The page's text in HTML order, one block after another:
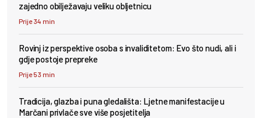
zajedno obilježavaju veliku obljetnicu
Prije 34 min
Rovinj iz perspektive osoba s invaliditetom: Evo što nudi, ali i
gdje postoje prepreke
Prije 53 min
Tradicija, glazba i puna gledališta: Ljetne manifestacije u
Marčani privlače sve više posjetitelja